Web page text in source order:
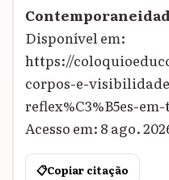
Disponível em:
https://
corpos-e-
reflex%C3%B5es-
Acesso em: 8 ago.
📋Copiar citação